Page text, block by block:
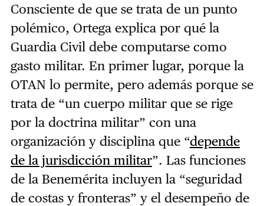
Consciente de que se trata de un punto
polémico, Ortega explica por qué la
Guardia Civil debe computarse como
gasto militar. En primer lugar, porque la
OTAN lo permite, pero además porque se
trata de “un cuerpo militar que se rige
por la doctrina militar” con una
organización y disciplina que “depende
de la jurisdicción militar”. Las funciones
de la Benemérita incluyen la “seguridad
de costas y fronteras” y el desempeño de